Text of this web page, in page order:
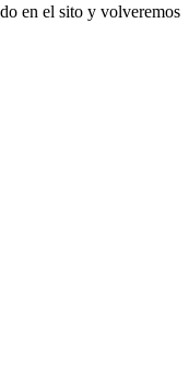
en el sito y volveremos